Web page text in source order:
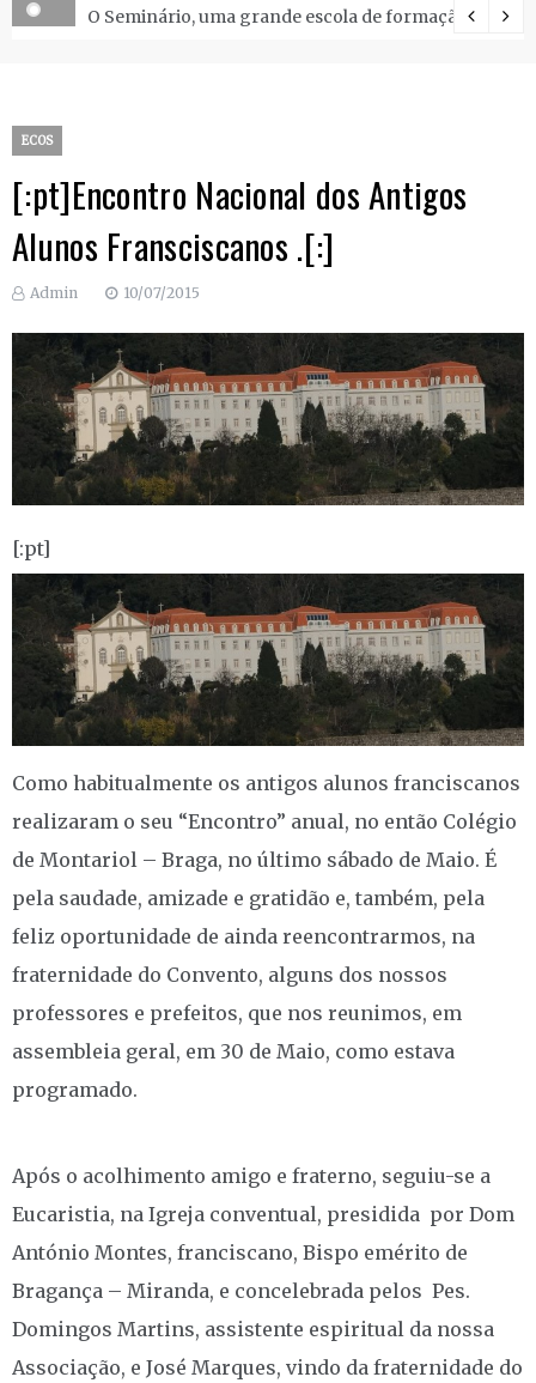
O Seminário, uma grande escola de formação.
ECOS
[:pt]Encontro Nacional dos Antigos
Alunos Fransciscanos .[:]
Admin 10/07/2015
[:pt]
Como habitualmente os antigos alunos franciscanos
realizaram o seu “Encontro” anual, no então Colégio
de Montariol – Braga, no último sábado de Maio. É
pela saudade, amizade e gratidão e, também, pela
feliz oportunidade de ainda reencontrarmos, na
fraternidade do Convento, alguns dos nossos
professores e prefeitos, que nos reunimos, em
assembleia geral, em 30 de Maio, como estava
programado.
Após o acolhimento amigo e fraterno, seguiu-se a
Eucaristia, na Igreja conventual, presidida por Dom
António Montes, franciscano, Bispo emérito de
Bragança – Miranda, e concelebrada pelos Pes.
Domingos Martins, assistente espiritual da nossa
Associação, e José Marques, vindo da fraternidade do